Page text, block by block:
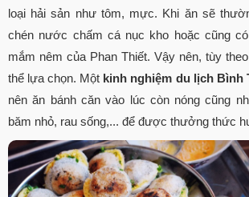
loại hải sản như tôm, mực. Khi ăn sẽ
chén nước chấm cá nục kho hoặc cũng
mắm nêm của Phan Thiết. Vậy nên, tùy
thể lựa chọn. Một kinh nghiệm du lịch Bình
nên ăn bánh căn vào lúc còn nóng cũng
băm nhỏ, rau sống,... để được thưởng thức